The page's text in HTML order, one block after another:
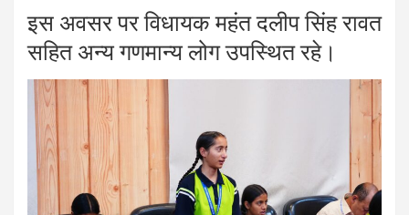
इस अवसर पर विधायक महंत दलीप सिंह रावत
सहित अन्य गणमान्य लोग उपस्थित रहे।